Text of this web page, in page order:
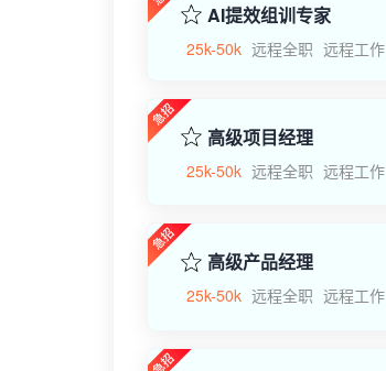
AI提效组训专家
25k-50k 远程全职 远程工作
高级项目经理
25k-50k 远程全职 远程工作
高级产品经理
25k-50k 远程全职 远程工作